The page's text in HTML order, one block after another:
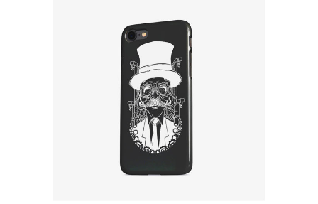
Add to cart